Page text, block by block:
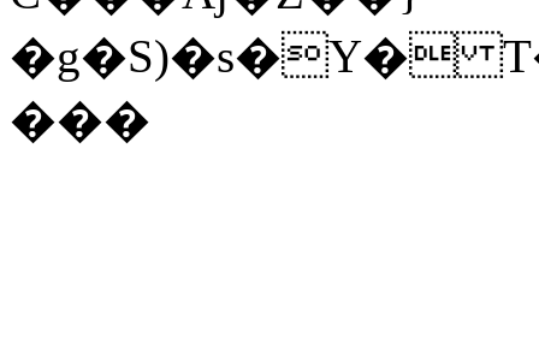
�g�S)�s�Y�
���